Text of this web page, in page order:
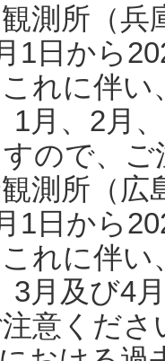
測所（
1日から
れに伴い
1月、2月
ので、
測所（
1日から
れに伴い
3月及び4
意くだ